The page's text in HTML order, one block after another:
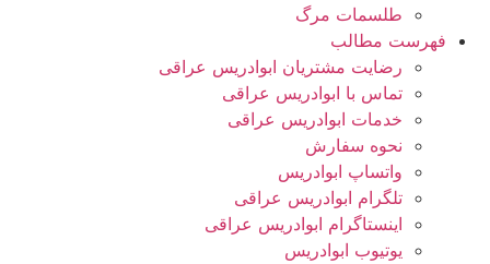
طلسمات مرگ
فهرست مطالب
رضایت مشتریان ابوادریس عراقی
تماس با ابوادریس عراقی
خدمات ابوادریس عراقی
نحوه سفارش
واتساپ ابوادریس
تلگرام ابوادریس عراقی
اینستاگرام ابوادریس عراقی
یوتیوب ابوادریس